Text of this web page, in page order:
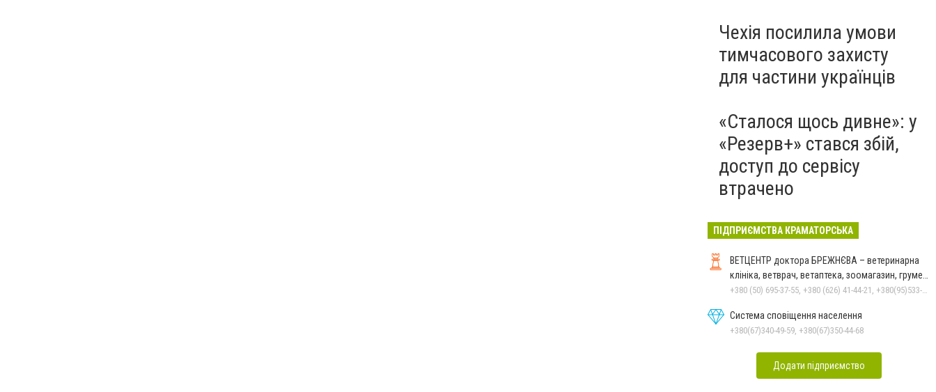
Чехія посилила умови
тимчасового захисту
для частини українців
«Сталося щось дивне»: у
«Резерв+» стався збій,
доступ до сервісу
втрачено
ПІДПРИЄМСТВА КРАМАТОРСЬКА
ВЕТЦЕНТР доктора БРЕЖНЄВА – ветеринарна
клініка, ветврач, ветаптека, зоомагазин, грумер,
стрижки.
+380 (50) 695-37-55, +380 (626) 41-44-21, +380(95)533-90-03
Система сповіщення населення
+380(67)340-49-59, +380(67)350-44-68
Додати підприємство